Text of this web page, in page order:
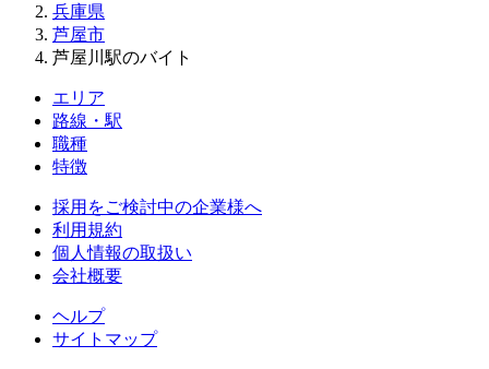
兵庫県
芦屋市
芦屋川駅のバイト
エリア
路線・駅
職種
特徴
採用をご検討中の企業様へ
利用規約
個人情報の取扱い
会社概要
ヘルプ
サイトマップ